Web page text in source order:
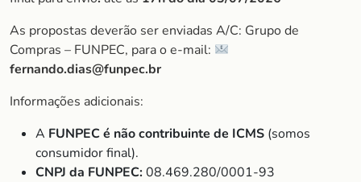
As propostas deverão ser enviadas A/C: Grupo de
Compras – FUNPEC, para o e-mail:
fernando.dias@funpec.br
Informações adicionais:
A FUNPEC é não contribuinte de ICMS (somos
consumidor final).
CNPJ da FUNPEC:08.469.280/0001-93